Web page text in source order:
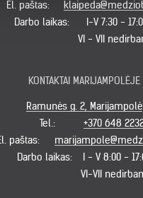
El. paštas:
Darbo laikas:
I-V 7:30 -
VI - VII
KONTAKTAI MARIJAMPOLĖJE
Ramunės g. 2, Marijampolė
Tel.:
+370 648
paštas:
Darbo laikas:
I - V 8:00 -
VI-VII